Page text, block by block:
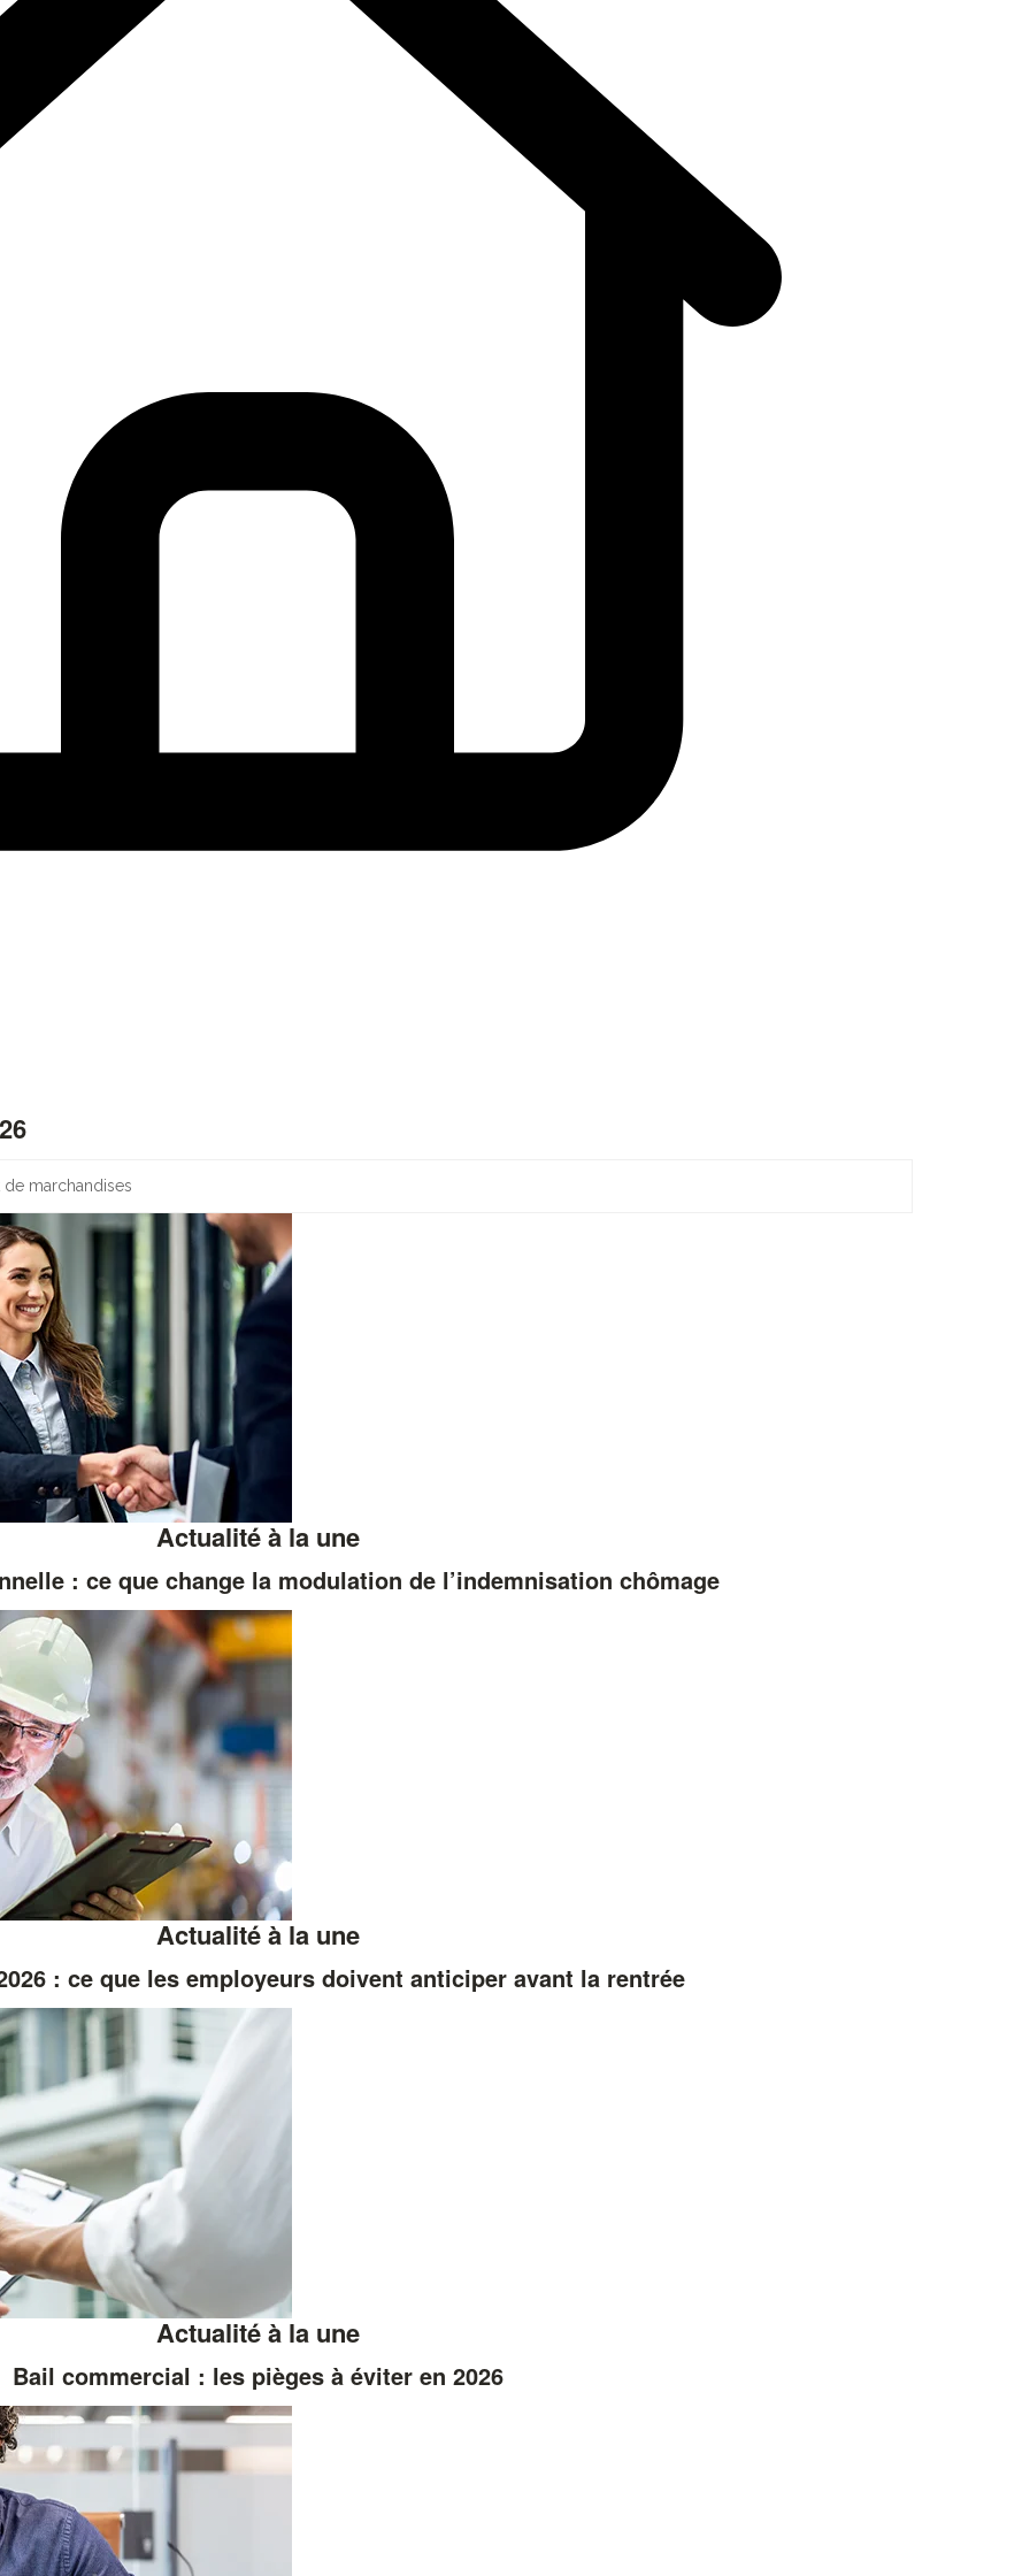
marchandises
Actualité à la une
: ce que change la modulation de l’indemnisation chômage
Actualité à la une
: ce que les employeurs doivent anticiper avant la rentrée
Actualité à la une
Bail commercial : les pièges à éviter en 2026